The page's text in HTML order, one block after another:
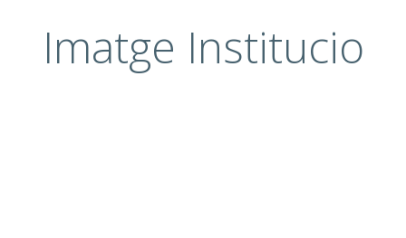
Imatge Institucio